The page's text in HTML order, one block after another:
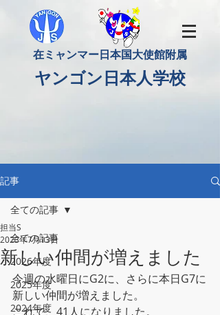
​在ミャンマー日本国大使館附属
​ヤンゴン日本人学校
記事
全ての記事
2026年度
2025年度
2024年度
全ての記事
新しい仲間が増えました
担当S
2023年7月13日
今週の水曜日にG2に、さらに本日G7に
新しい仲間が増えました。
これで、41人になりました。